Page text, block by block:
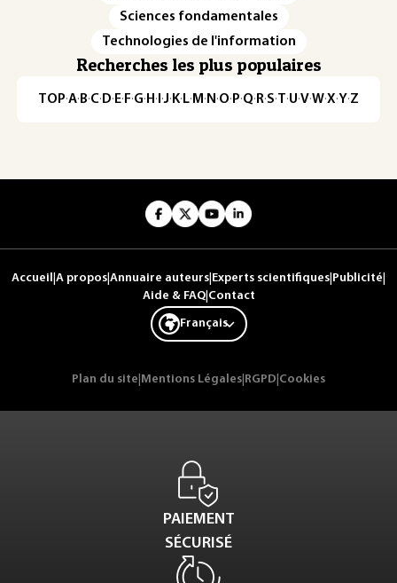
Sciences fondamentales
Technologies de l'information
Recherches les plus populaires
TOP·A·B·C· D· E· F·G· H · ·J· K· L· M · N ·O· P·Q· R·S·T·U·V·W·X·Y·Z
Accueil A propos Annuaire auteurs Experts scientifiques Publicité
Aide & FAQ| Contact
Français
Plan du site Mentions Légales RGPD Cookies
PAIEMENT
SÉCURISÉ